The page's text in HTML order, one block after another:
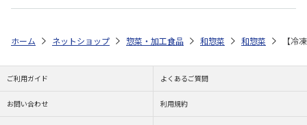
ホーム ネットショップ 惣菜・加工食品 和惣菜 和惣菜 【冷
ご利用ガイド よくあるご質問
お問い合わせ 利用規約